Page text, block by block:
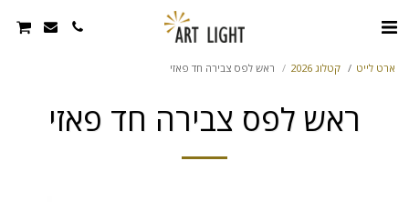
ארט לייט קטלוג 2026 ראש לפס צבירה חד פאזי
ראש לפס צבירה חד פאזי